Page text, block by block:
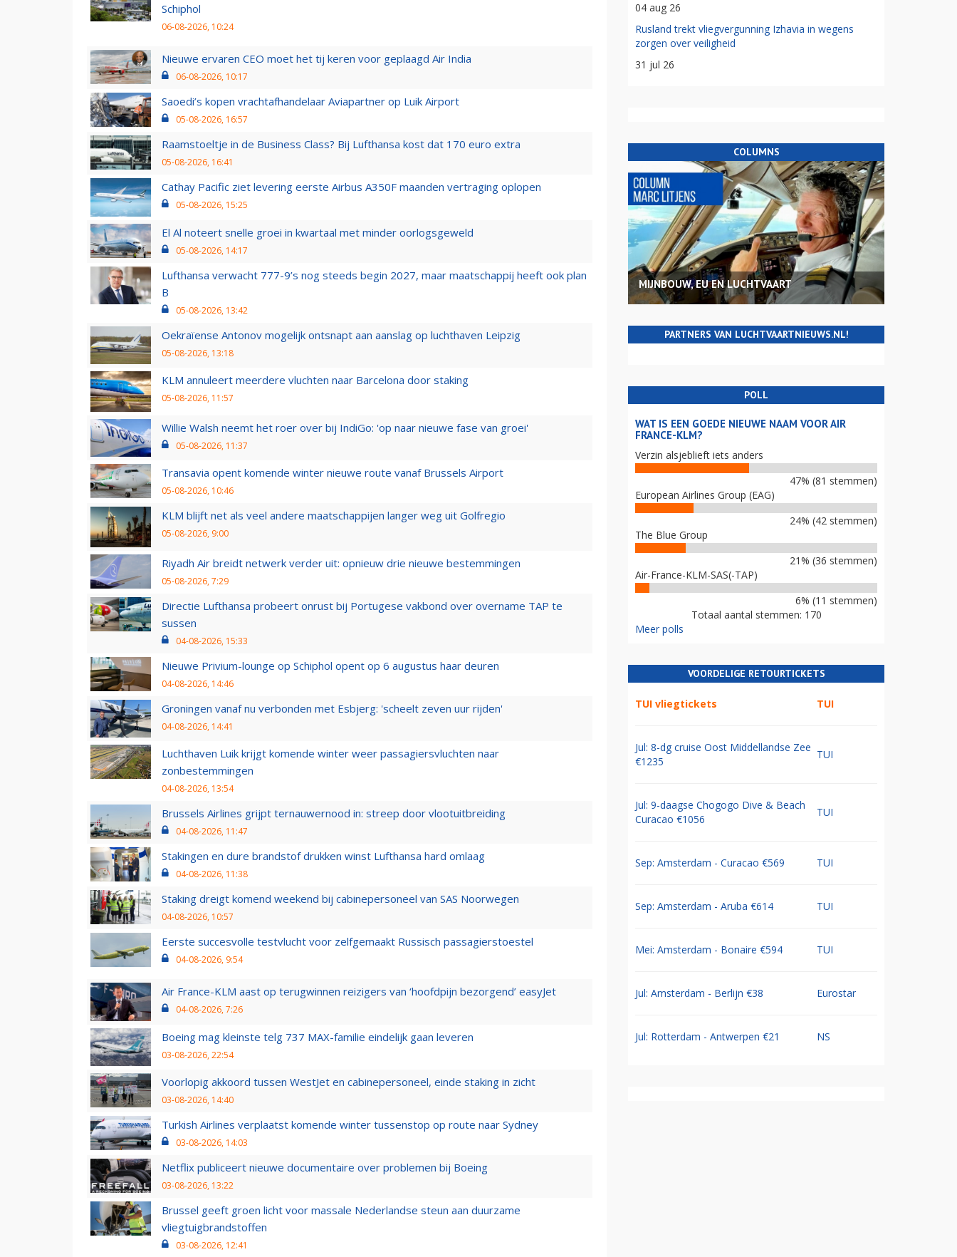
Schiphol
06-08-2026, 10:24
Nieuwe ervaren CEO moet het tij keren voor geplaagd Air India
06-08-2026, 10:17
Saoedi’s kopen vrachtafhandelaar Aviapartner op Luik Airport
05-08-2026, 16:57
Raamstoeltje in de Business Class? Bij Lufthansa kost dat 170 euro extra
05-08-2026, 16:41
Cathay Pacific ziet levering eerste Airbus A350F maanden vertraging oplopen
05-08-2026, 15:25
El Al noteert snelle groei in kwartaal met minder oorlogsgeweld
05-08-2026, 14:17
Lufthansa verwacht 777-9’s nog steeds begin 2027, maar maatschappij heeft ook plan
B
05-08-2026, 13:42
Oekraïense Antonov mogelijk ontsnapt aan aanslag op luchthaven Leipzig
05-08-2026, 13:18
KLM annuleert meerdere vluchten naar Barcelona door staking
05-08-2026, 11:57
Willie Walsh neemt het roer over bij IndiGo: 'op naar nieuwe fase van groei'
05-08-2026, 11:37
Transavia opent komende winter nieuwe route vanaf Brussels Airport
05-08-2026, 10:46
KLM blijft net als veel andere maatschappijen langer weg uit Golfregio
05-08-2026, 9:00
Riyadh Air breidt netwerk verder uit: opnieuw drie nieuwe bestemmingen
05-08-2026, 7:29
Directie Lufthansa probeert onrust bij Portugese vakbond over overname TAP te
sussen
04-08-2026, 15:33
Nieuwe Privium-lounge op Schiphol opent op 6 augustus haar deuren
04-08-2026, 14:46
Groningen vanaf nu verbonden met Esbjerg: 'scheelt zeven uur rijden'
04-08-2026, 14:41
Luchthaven Luik krijgt komende winter weer passagiersvluchten naar
zonbestemmingen
04-08-2026, 13:54
Brussels Airlines grijpt ternauwernood in: streep door vlootuitbreiding
04-08-2026, 11:47
Stakingen en dure brandstof drukken winst Lufthansa hard omlaag
04-08-2026, 11:38
Staking dreigt komend weekend bij cabinepersoneel van SAS Noorwegen
04-08-2026, 10:57
Eerste succesvolle testvlucht voor zelfgemaakt Russisch passagierstoestel
04-08-2026, 9:54
Air France-KLM aast op terugwinnen reizigers van ‘hoofdpijn bezorgend’ easyJet
04-08-2026, 7:26
Boeing mag kleinste telg 737 MAX-familie eindelijk gaan leveren
03-08-2026, 22:54
Voorlopig akkoord tussen WestJet en cabinepersoneel, einde staking in zicht
03-08-2026, 14:40
Turkish Airlines verplaatst komende winter tussenstop op route naar Sydney
03-08-2026, 14:03
Netflix publiceert nieuwe documentaire over problemen bij Boeing
03-08-2026, 13:22
Brussel geeft groen licht voor massale Nederlandse steun aan duurzame
vliegtuigbrandstoffen
03-08-2026, 12:41
04 aug 26
Rusland trekt vliegvergunning Izhavia in wegens
zorgen over veiligheid
31 jul 26
COLUMNS
MIJNBOUW, EU EN LUCHTVAART
PARTNERS VAN LUCHTVAARTNIEUWS.NL!
POLL
WAT IS EEN GOEDE NIEUWE NAAM VOOR AIR
FRANCE-KLM?
Verzin alsjeblieft iets anders
47% (81 stemmen)
European Airlines Group (EAG)
24% (42 stemmen)
The Blue Group
21% (36 stemmen)
Air-France-KLM-SAS(-TAP)
6% (11 stemmen)
Totaal aantal stemmen: 170
Meer polls
VOORDELIGE RETOURTICKETS
TUI vliegtickets TUI
Jul: 8-dg cruise Oost Middellandse Zee
€1235
TUI
Jul: 9-daagse Chogogo Dive & Beach
Curacao €1056
TUI
Sep: Amsterdam - Curacao €569 TUI
Sep: Amsterdam - Aruba €614 TUI
Mei: Amsterdam - Bonaire €594 TUI
Jul: Amsterdam - Berlijn €38 Eurostar
Jul: Rotterdam - Antwerpen €21 NS